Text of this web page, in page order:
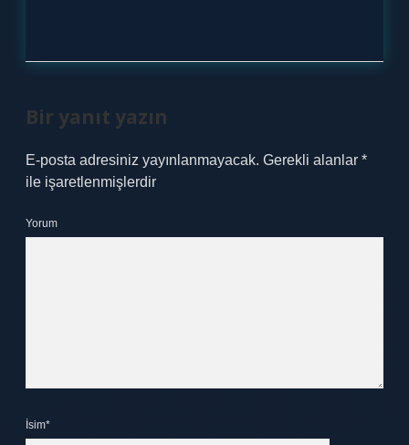
Bir yanıt yazın
E-posta adresiniz yayınlanmayacak. Gerekli alanlar *
ile işaretlenmişlerdir
Yorum
İsim*